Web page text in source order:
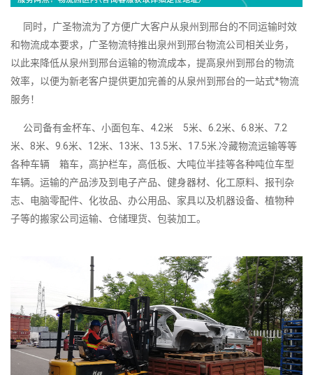
同时，广圣物流为了方便广大客户从泉州到邢台的不同运输时效
和物流成本要求，广圣物流特推出泉州到邢台物流公司相关业务，
以此来降低从泉州到邢台运输的物流成本，提高泉州到邢台的物流
效率，以便为新老客户提供更加完善的从泉州到邢台的一站式*物流
服务！
公司备有金杯车、小面包车、4.2米 5米、6.2米、6.8米、7.2
米、8米、9.6米、12米、13米、13.5米、17.5米.冷藏物流运输等等
各种车辆 箱车，高护栏车，高低板、大吨位半挂等各种吨位车型
车辆。运输的产品涉及到电子产品、健身器材、化工原料、报刊杂
志、电脑零配件、化妆品、办公用品、家具以及机器设备、植物种
子等的搬家公司运输、仓储理货、包装加工。